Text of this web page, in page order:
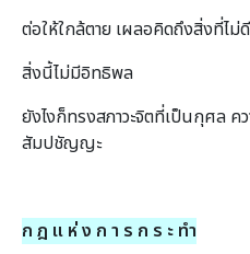
ต่อให้ใกล้ตาย เผลอคิดถึงสิ่งที่ไ
สิ่งนี้ไม่มีอิทธิพล
ยังไงก็ทรงสภาวะจิตที่เป็นกุศล ค
สัมปชัญญะ
ก ฎ แ ห่ ง ก า ร ก ร ะ ทำ